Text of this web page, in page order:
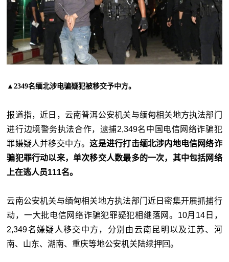
▲2349名缅北涉电骗疑犯被移交予中方。
报道指，近日，云南普洱公安机关与缅甸相关地方执法部门
进行边境警务执法合作，逮捕2,349名中国电信网络诈骗犯
罪嫌疑人并移交中方。这是进行打击缅北涉内地电信网络诈
骗犯罪行动以来，单次移交人数最多的一次，其中包括网络
上在逃人员111名。
云南公安机关与缅甸相关地方执法部门近日密集开展抓捕行
动，一大批电信网络诈骗犯罪疑犯相继落网。10月14日，
2,349名嫌疑人移交中方，分别由云南昆明以及江苏、河
南、山东、湖南、重庆等地公安机关陆续押回。